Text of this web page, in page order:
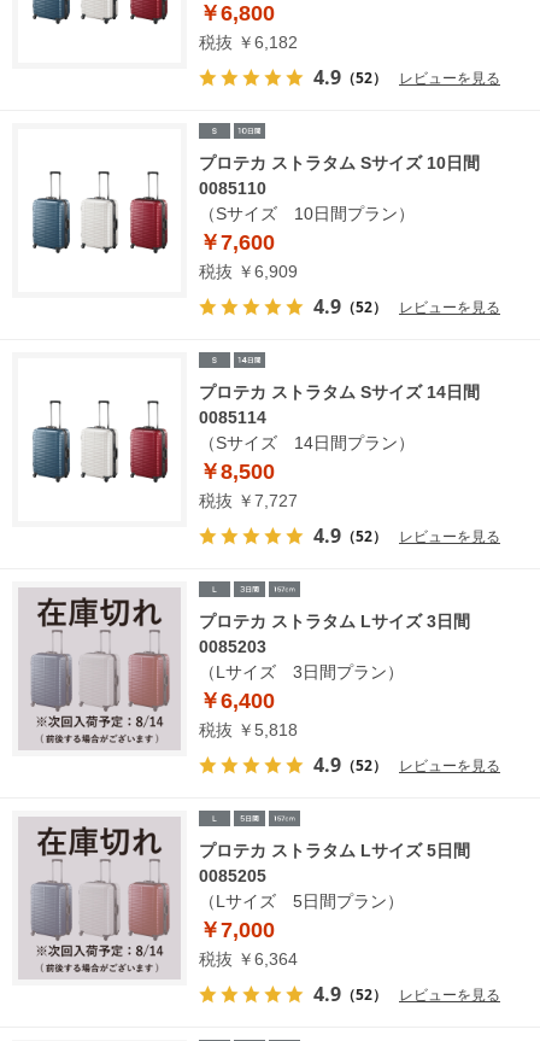
￥6,800
税抜 ￥6,182
4.9 （52） レビューを見る
プロテカ ストラタム Sサイズ 10日間
0085110
（Sサイズ 10日間プラン）
￥7,600
税抜 ￥6,909
4.9 （52） レビューを見る
プロテカ ストラタム Sサイズ 14日間
0085114
（Sサイズ 14日間プラン）
￥8,500
税抜 ￥7,727
4.9 （52） レビューを見る
プロテカ ストラタム Lサイズ 3日間
0085203
（Lサイズ 3日間プラン）
￥6,400
税抜 ￥5,818
4.9 （52） レビューを見る
プロテカ ストラタム Lサイズ 5日間
0085205
（Lサイズ 5日間プラン）
￥7,000
税抜 ￥6,364
4.9 （52） レビューを見る